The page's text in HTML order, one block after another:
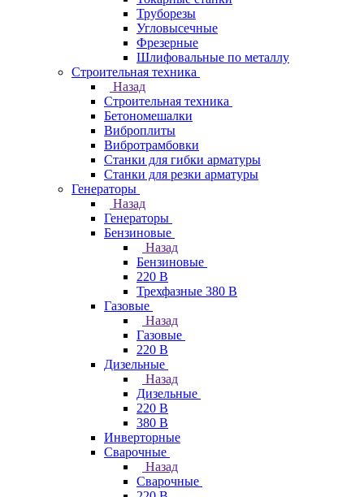
Труборезы
Угловысечные
Фрезерные
Шлифовальные по металлу
Строительная техника
Назад
Строительная техника
Бетономешалки
Виброплиты
Вибротрамбовки
Станки для гибки арматуры
Станки для резки арматуры
Генераторы
Назад
Генераторы
Бензиновые
Назад
Бензиновые
220 В
Трехфазные 380 В
Газовые
Назад
Газовые
220 В
Дизельные
Назад
Дизельные
220 В
380 В
Инверторные
Сварочные
Назад
Сварочные